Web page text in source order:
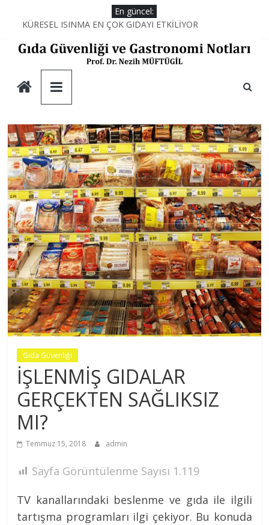
content
En güncel:
KÜRESEL ISINMA EN ÇOK GIDAYI ETKİLİYOR
YEMEĞİN KİMYASI
AŞÇILARIN MUTFAKTAKİ SAVAŞI
Gıda
Güvenliği
ve
Gastronomi
Notları
Prof.
Dr.
Nezih
MÜFTÜGİL
Gıda Güvenliği
İŞLENMİŞ GIDALAR
GERÇEKTEN SAĞLIKSIZ
MI?
Temmuz 15, 2018 admin
Sayfa Görüntülenme Sayısı 1.119
TV kanallarındaki beslenme ve gıda ile ilgili
tartışma programları ilgi çekiyor. Bu konuda